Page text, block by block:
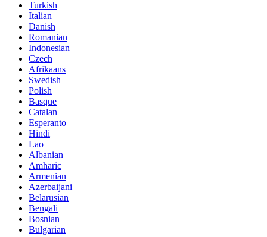
Turkish
Italian
Danish
Romanian
Indonesian
Czech
Afrikaans
Swedish
Polish
Basque
Catalan
Esperanto
Hindi
Lao
Albanian
Amharic
Armenian
Azerbaijani
Belarusian
Bengali
Bosnian
Bulgarian